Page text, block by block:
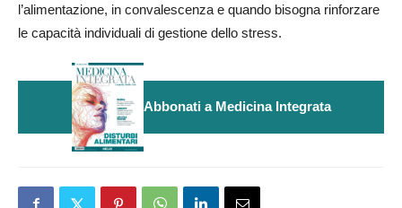
l’alimentazione, in convalescenza e quando bisogna rinforzare
le capacità individuali di gestione dello stress.
Abbonati a Medicina Integrata